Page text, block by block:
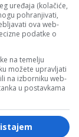
dvojici
ove
što znači da
Svetozar
kristalne
uređaja (kolačiće,
pohranjivati,
ova web-
podatke o
na temelju
možete upravljati
na izborniku web-
u postavkama